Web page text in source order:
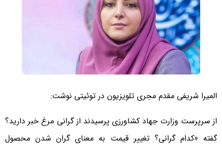
المیرا شریفی مقدم مجری تلویزیون در توئیتی نوشت: ‌
از سرپرست وزارت جهاد کشاورزی پرسیدند از گرانی مرغ خبر دارید؟
گفته «کدام گرانی؟ تغییر قیمت به معنای گران شدن محصول